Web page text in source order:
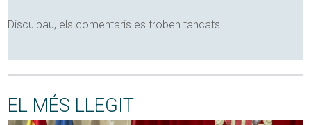
Disculpau, els comentaris es troben tancats
EL MÉS LLEGIT